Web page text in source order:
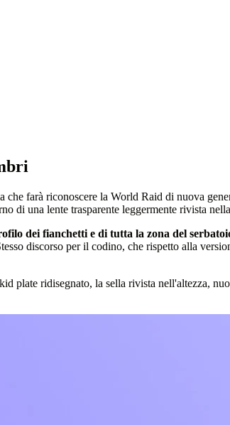
farà riconoscere la World Raid di nuova
di una lente trasparente leggermente rivista
dei fianchetti e di tutta la zona del
discorso per il codino, che rispetto alla
plate ridisegnato, la sella rivista nell'altezza,